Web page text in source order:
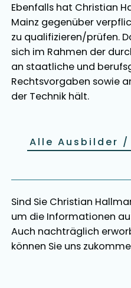
Ebenfalls hat Christian
Mainz gegenüber
zu qualifizieren/prüfen.
sich im Rahmen der
an staatliche und
Rechtsvorgaben sowie
der Technik hält.
Alle Ausbilder /
Sind Sie Christian
um die Informationen
Auch nachträglich
können Sie uns